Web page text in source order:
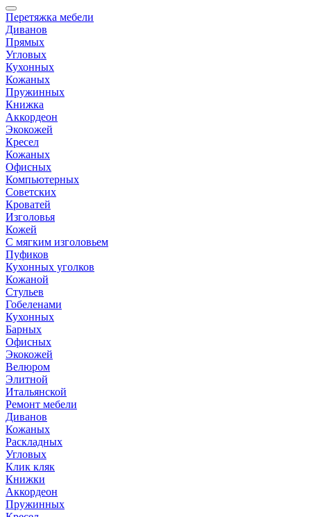
Перетяжка мебели
Диванов
Прямых
Угловых
Кухонных
Кожаных
Пружинных
Книжка
Аккордеон
Экокожей
Кресел
Кожаных
Офисных
Компьютерных
Советских
Кроватей
Изголовья
Кожей
С мягким изголовьем
Пуфиков
Кухонных уголков
Кожаной
Стульев
Гобеленами
Кухонных
Барных
Офисных
Экокожей
Велюром
Элитной
Итальянской
Ремонт мебели
Диванов
Кожаных
Раскладных
Угловых
Клик кляк
Книжки
Аккордеон
Пружинных